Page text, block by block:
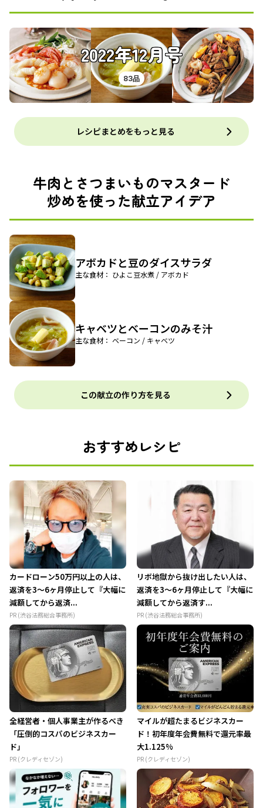
2022年12月号
83品
レシピまとめをもっと見る
牛肉とさつまいものマスタード
炒めを使った献立アイデア
アボカドと豆のダイスサラダ
主な食材： ひよこ豆水煮 / アボカド
キャベツとベーコンのみそ汁
主な食材： ベーコン / キャベツ
この献立の作り方を見る
おすすめレシピ
カードローン50万円以上の人は、
返済を3～6ヶ月停止して『大幅に
減額してから返済...
PR (渋谷法務総合事務所)
リボ地獄から抜け出したい人は、
返済を3～6ヶ月停止して『大幅に
減額してから返済す...
PR (渋谷法務総合事務所)
全経営者・個人事業主が作るべき
「圧倒的コスパのビジネスカー
ド」
PR (クレディセゾン)
マイルが超たまるビジネスカー
ド！初年度年会費無料で還元率最
大1.125%
PR (クレディセゾン)